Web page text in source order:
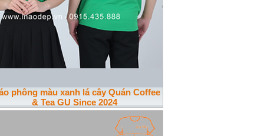
phông màu xanh lá cây Quán Coffee
& Tea GU Since 2024